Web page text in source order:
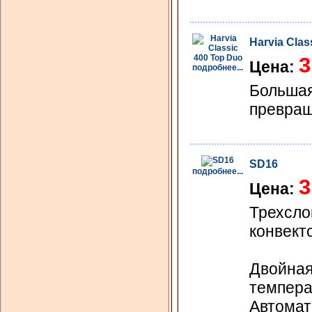
подробнее...
Harvia
Цена:
подробнее...
SD16
Цена: